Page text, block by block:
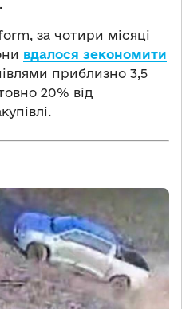
за чотири місяці
вдалося зекономити
приблизно 3,5
20% від